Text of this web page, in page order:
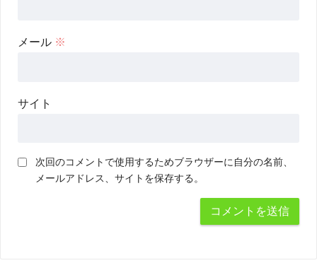
メール ※
サイト
次回のコメントで使用するためブラウザーに自分の名前、
メールアドレス、サイトを保存する。